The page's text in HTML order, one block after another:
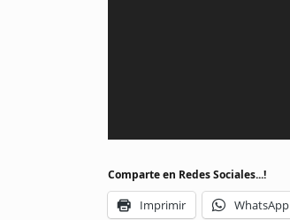
Comparte en Redes Sociales...!
Imprimir WhatsApp